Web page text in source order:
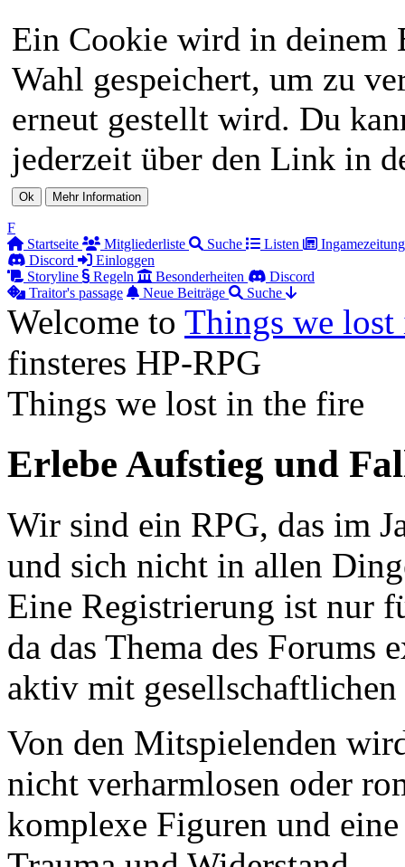
Ein Cookie wird in deinem
Wahl gespeichert, um zu
erneut gestellt wird. Du
jederzeit über den Link in
F
Startseite
Mitgliederliste Suche Listen
Ingamezeitung
Discord
Einloggen
Storyline
Regeln Besonderheiten
Discord
Traitor's passage
Neue Beiträge Suche
Welcome to Things we
finsteres HP-RPG
Things we lost in the fire
Erlebe Aufstieg und
Wir sind ein RPG, das im
und sich nicht in allen
Eine Registrierung ist nur
da das Thema des Forums
aktiv mit
Von den Mitspielenden
nicht verharmlosen oder
komplexe Figuren und